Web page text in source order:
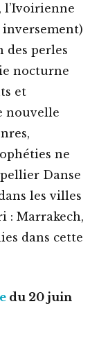
l’Ivoirienne
des perles
nocturne
et
nouvelle
ne
Danse
les villes
: Marrakech,
dans cette
du 20 juin